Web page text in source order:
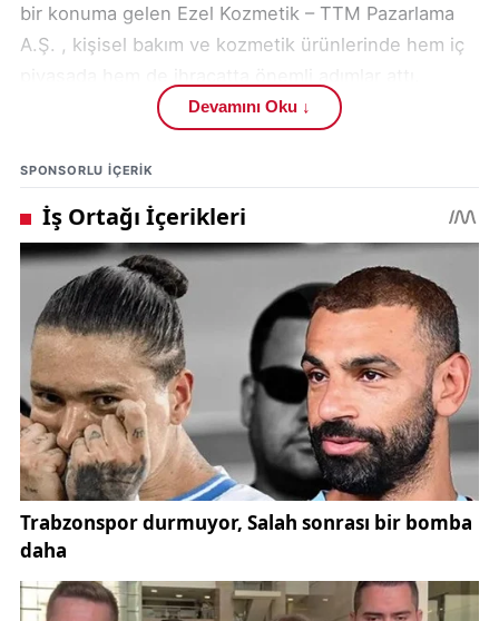
bir konuma gelen Ezel Kozmetik – TTM Pazarlama
A.Ş. , kişisel bakım ve kozmetik ürünlerinde hem iç
Yenilikçi üretim teknikleri, Ar-Ge yatırımları ve
sürdürülebilirlik odaklı çalışmalarıyla öne çıkan firma,
Türkiye’nin ekonomik gelişimine katkı sunan
şirketler arasında yerini aldı.
TOBB’un “Türkiye 100” programı, ülke genelinde
girişimcilik ekosistemini güçlendirmeyi ve hızlı
büyüyen şirketleri ödüllendirmeyi hedefliyor. Ezel
Kozmetik’in bu listeye girmesi, hem Sivas’ın sanayi
gücünü hem de yerel girişimciliğin ulusal ölçekteki
başarısını göstermesi açısından büyük bir anlam
taşıyor.
Bu başarı, aynı zamanda Sivas Ticaret ve Sanayi
Odası tarafından sık sık dile getirilen “Sivas’ın
yatırımcılar için cazibe merkezi olma hedefi” ile de
örtüşüyor.
Devamını Oku ↓
SPONSORLU IÇERIK